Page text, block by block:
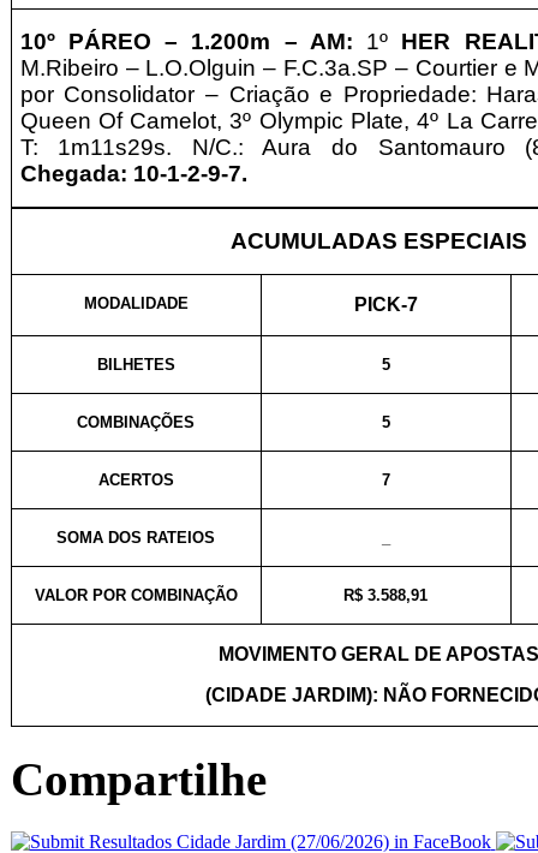
10º PÁREO – 1.200m – AM: 1º HER
M.Ribeiro – L.O.Olguin – F.C.3a.SP – Courtier e
por Consolidator – Criação e Propriedade:
Queen Of Camelot, 3º Olympic Plate, 4º La
T: 1m11s29s. N/C.: Aura do Santomauro
Chegada: 10-1-2-9-7.
ACUMULADAS ESPECIAIS
MODALIDADE PICK-7
BILHETES 5
COMBINAÇÕES 5
ACERTOS 7
SOMA DOS RATEIOS
VALOR POR COMBINAÇÃO R$ 3.588,91
MOVIMENTO GERAL DE APOSTAS
(CIDADE JARDIM): NÃO
Compartilhe